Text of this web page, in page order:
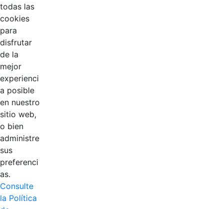
todas las
cookies
para
disfrutar
de la
mejor
experienci
a posible
en nuestro
sitio web,
o bien
administre
sus
preferenci
as.
Consulte
la Política